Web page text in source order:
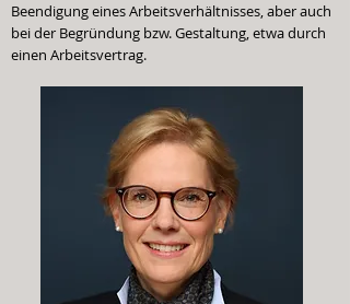
Beendigung eines Arbeitsverhältnisses, aber auch
bei der Begründung bzw. Gestaltung, etwa durch
einen Arbeitsvertrag.